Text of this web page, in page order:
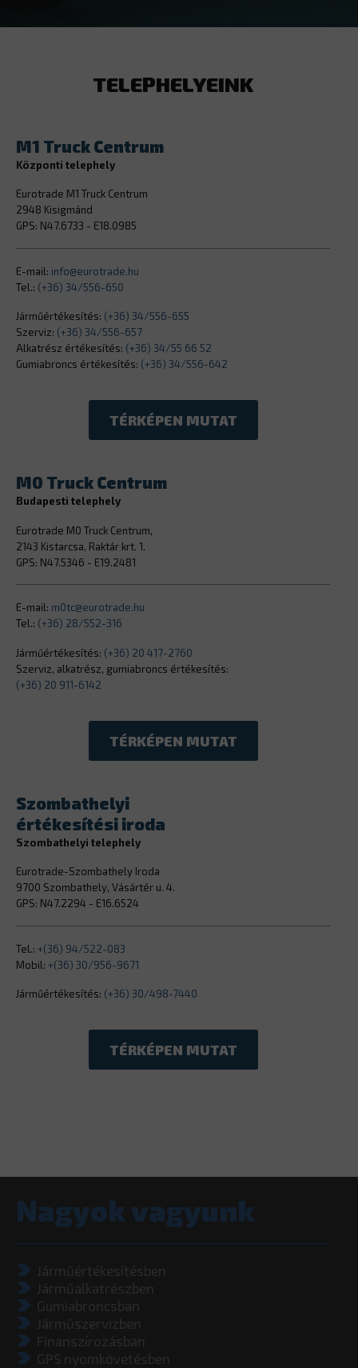
TELEPHELYEINK
M1 Truck Centrum
Központi telephely
Eurotrade M1 Truck Centrum
2948 Kisigmánd
GPS: N47.6733 - E18.0985
E-mail: info@eurotrade.hu
Tel.: (+36) 34/556-650
Járműértékesítés: (+36) 34/556-655
Szerviz: (+36) 34/556-657
Alkatrész értékesítés: (+36) 34/55 66 52
Gumiabroncs értékesítés: (+36) 34/556-642
TÉRKÉPEN MUTAT
M0 Truck Centrum
Budapesti telephely
Eurotrade M0 Truck Centrum,
2143 Kistarcsa, Raktár krt. 1.
GPS: N47.5346 - E19.2481
E-mail: m0tc@eurotrade.hu
Tel.: (+36) 28/552-316
Járműértékesítés: (+36) 20 417-2760
Szerviz, alkatrész, gumiabroncs értékesítés:
(+36) 20 911-6142
TÉRKÉPEN MUTAT
Szombathelyi
értékesítési iroda
Szombathelyi telephely
Eurotrade-Szombathely Iroda
9700 Szombathely, Vásártér u. 4.
GPS: N47.2294 - E16.6524
Tel.: +(36) 94/522-083
Mobil: +(36) 30/956-9671
Járműértékesítés: (+36) 30/498-7440
TÉRKÉPEN MUTAT
Nagyok vagyunk
Járműértékesítésben
Járműalkatrészben
Gumiabroncsban
Járműszervizben
Finanszírozásban
GPS nyomkövetésben